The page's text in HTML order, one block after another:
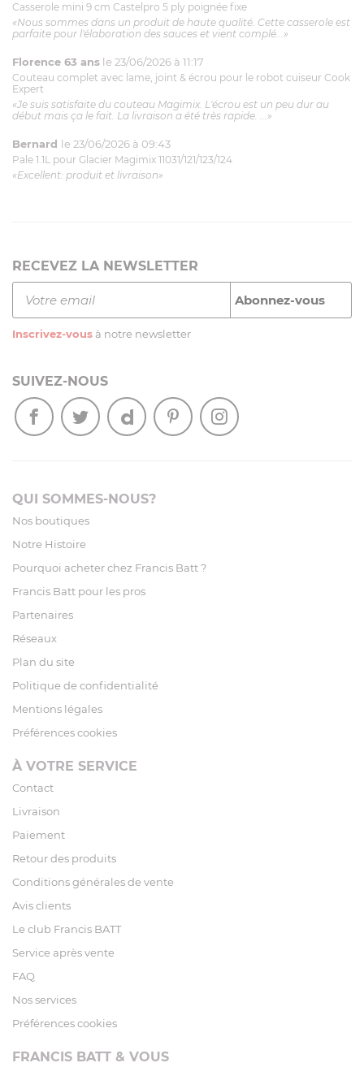
Casserole mini 9 cm Castelpro 5 ply poignée fixe
«Nous sommes dans un produit de haute qualité. Cette casserole est
parfaite pour l'élaboration des sauces et vient complé...»
Florence 63 ans le 23/06/2026 à 11:17
Couteau complet avec lame, joint & écrou pour le robot cuiseur Cook
Expert
«Je suis satisfaite du couteau Magimix. L'écrou est un peu dur au
début mais ça le fait. La livraison a été très rapide. ...»
Bernard le 23/06/2026 à 09:43
Pale 1.1L pour Glacier Magimix 11031/121/123/124
«Excellent: produit et livraison»
RECEVEZ LA NEWSLETTER
Inscrivez-vous à notre newsletter
SUIVEZ-NOUS
QUI SOMMES-NOUS?
Nos boutiques
Notre Histoire
Pourquoi acheter chez Francis Batt ?
Francis Batt pour les pros
Partenaires
Réseaux
Plan du site
Politique de confidentialité
Mentions légales
Préférences cookies
À VOTRE SERVICE
Contact
Livraison
Paiement
Retour des produits
Conditions générales de vente
Avis clients
Le club Francis BATT
Service après vente
FAQ
Nos services
Préférences cookies
FRANCIS BATT & VOUS